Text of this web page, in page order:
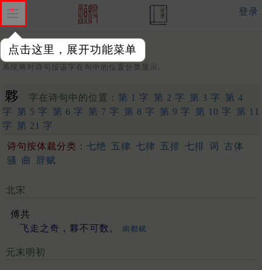
点击这里，展开功能菜单
登录
字：
系统将对诗句按该字在句中的位置分类显示。
夥 字在诗句中的位置： 第 1 字 第 2 字 第 3 字
第 4
字
第 5 字 第 6 字 第 7 字 第 8 字 第 9 字 第 10 字
第 11
字
第 21 字
诗句按体裁分类： 七绝 五律 七律 五排 七排 词
古体
骚
曲 辞赋
北宋
傅共
飞走之奇，夥不可数。
南都赋
元末明初